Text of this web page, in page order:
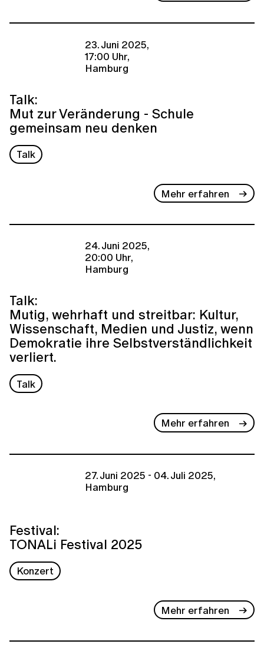
23. Juni 2025,
17:00 Uhr,
Hamburg
Talk:
Mut zur Veränderung - Schule
gemeinsam neu denken
Talk
Mehr erfahren
24. Juni 2025,
20:00 Uhr,
Hamburg
Talk:
Mutig, wehrhaft und streitbar: Kultur,
Wissenschaft, Medien und Justiz, wenn
Demokratie ihre Selbstverständlichkeit
verliert.
Talk
Mehr erfahren
27. Juni 2025 - 04. Juli 2025,
Hamburg
Festival:
TONALi Festival 2025
Konzert
Mehr erfahren